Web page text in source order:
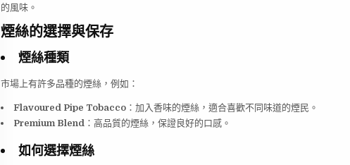
的風味。
煙絲的選擇與保存
煙絲種類
市場上有許多品種的煙絲，例如：
Flavoured Pipe Tobacco：加入香味的煙絲，適合喜歡不同味道的煙民。
Premium Blend：高品質的煙絲，保證良好的口感。
如何選擇煙絲